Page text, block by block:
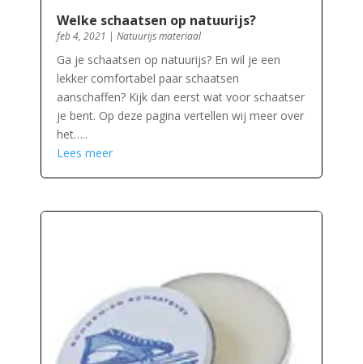
Welke schaatsen op natuurijs?
feb 4, 2021 | Natuurijs materiaal
Ga je schaatsen op natuurijs? En wil je een
lekker comfortabel paar schaatsen
aanschaffen? Kijk dan eerst wat voor schaatser
je bent. Op deze pagina vertellen wij meer over
het…..
Lees meer